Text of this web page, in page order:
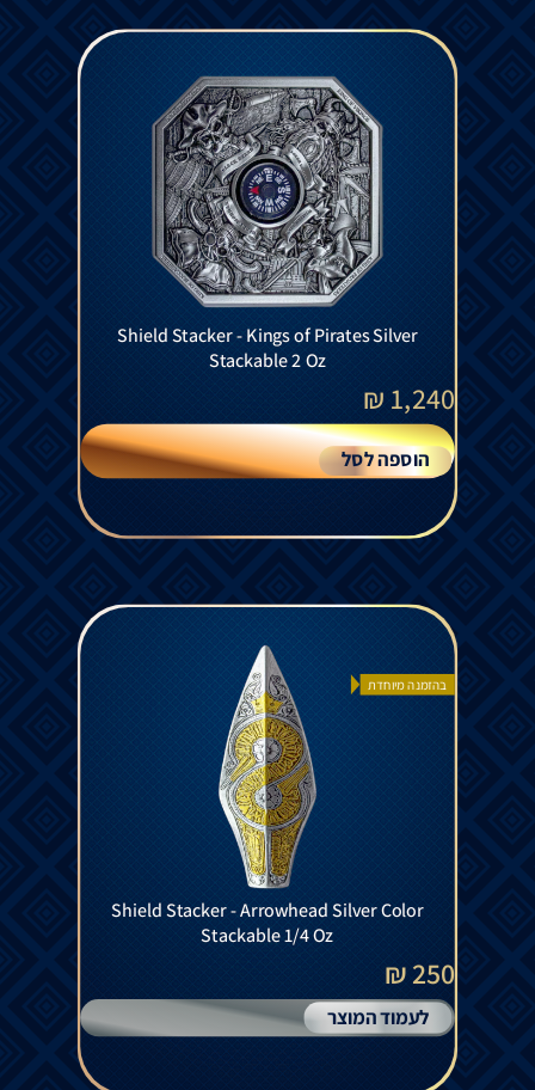
Shield Stacker - Kings of Pirates Silver
Stackable 2 Oz
1,240
₪
הוספה לסל
בהזמנה מיוחדת
Shield Stacker - Arrowhead Silver Color
Stackable 1/4 Oz
250 ₪
לעמוד המוצר